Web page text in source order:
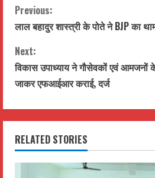
C
o
n
t
i
n
u
Previous:
लाल बहादुर शास्त्री के पोते ने BJP का
Next:
विकास उपाध्याय ने गौसेवकों एवं आमजनों
जाकर एफआईआर कराई, दर्ज
RELATED STORIES